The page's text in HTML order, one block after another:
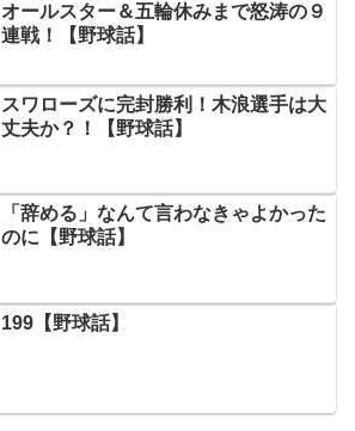
オールスター＆五輪休みまで怒涛の９
連戦！【野球話】
スワローズに完封勝利！木浪選手は大
丈夫か？！【野球話】
「辞める」なんて言わなきゃよかった
のに【野球話】
199【野球話】